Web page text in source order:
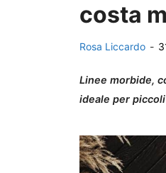
costa
Rosa Liccardo -
Linee morbide,
ideale per